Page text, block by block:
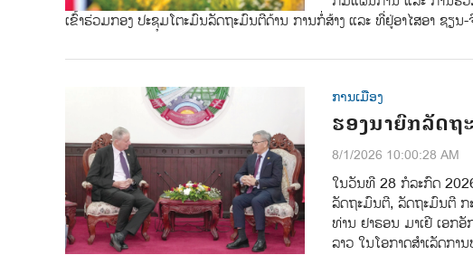
ເຂົ້າຮ່ວມກອງ ປະຊຸມໂຕະມົນລັດຖະມົນຕີດ້ານ ການກໍ່ສ້າງ ແລະ ທີ່ຢູ່ອາໄສອາ ຊຽນ
ການເມືອງ
ຮອງນາຍົກລັດຖ
8/1/2026 10:00:28 AM
ໃນວັນທີ 28 ກໍລະກົດ
ລັດຖະມົນຕີ, ລັດຖະມົນຕີ ກ
ທ່ານ ຢາຣອນ ມາເຢີ ເອກ
ລາວ ໃນໂອກາດສໍາເລັດກ